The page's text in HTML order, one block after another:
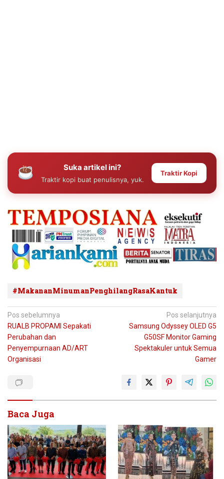
Suka artikel ini?
Traktir kopi buat penulisnya, yuk.
Traktir Kopi
#MakananMinumanPenghilangRasaKantuk
Navigasi
pos
Pos sebelumnya
RUALB PROPAMI Sepakati
Perubahan dan
Penyempurnaan AD/ART
Organisasi
Pos selanjutnya
Samsung Odyssey OLED G5
G50SF Monitor Gaming
Spektakuler untuk Semua
Gamer
Baca Juga